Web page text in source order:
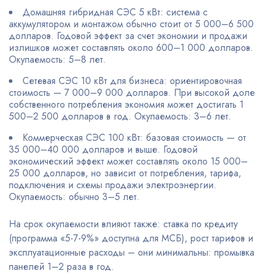
Домашняя гибридная СЭС 5 кВт: система с
аккумулятором и монтажом обычно стоит от 5 000–6 500
долларов. Годовой эффект за счет экономии и продажи
излишков может составлять около 600–1 000 долларов.
Окупаемость: 5–8 лет.
Сетевая СЭС 10 кВт для бизнеса: ориентировочная
стоимость — 7 000–9 000 долларов. При высокой доле
собственного потребления экономия может достигать 1
500–2 500 долларов в год. Окупаемость: 3–6 лет.
Коммерческая СЭС 100 кВт: базовая стоимость — от
35 000–40 000 долларов и выше. Годовой
экономический эффект может составлять около 15 000–
25 000 долларов, но зависит от потребления, тарифа,
подключения и схемы продажи электроэнергии.
Окупаемость: обычно 3–5 лет.
На срок окупаемости влияют также: ставка по кредиту
(программа «5-7-9%» доступна для МСБ), рост тарифов и
эксплуатационные расходы – они минимальны: промывка
панелей 1–2 раза в год.